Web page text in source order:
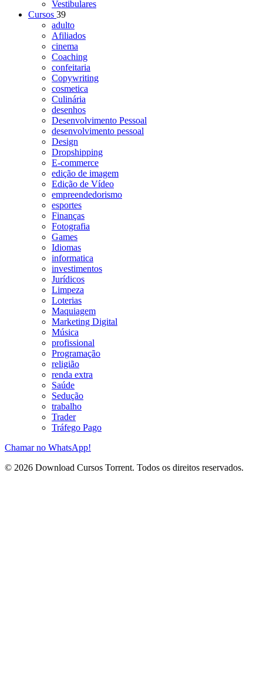
Vestibulares
Cursos 39
adulto
Afiliados
cinema
Coaching
confeitaria
Copywriting
cosmetica
Culinária
desenhos
Desenvolvimento Pessoal
desenvolvimento pessoal
Design
Dropshipping
E-commerce
edição de imagem
Edição de Vídeo
empreendedorismo
esportes
Finanças
Fotografia
Games
Idiomas
informatica
investimentos
Jurídicos
Limpeza
Loterias
Maquiagem
Marketing Digital
Música
profissional
Programação
religião
renda extra
Saúde
Sedução
trabalho
Trader
Tráfego Pago
Chamar no WhatsApp!
© 2026 Download Cursos Torrent. Todos os direitos reservados.